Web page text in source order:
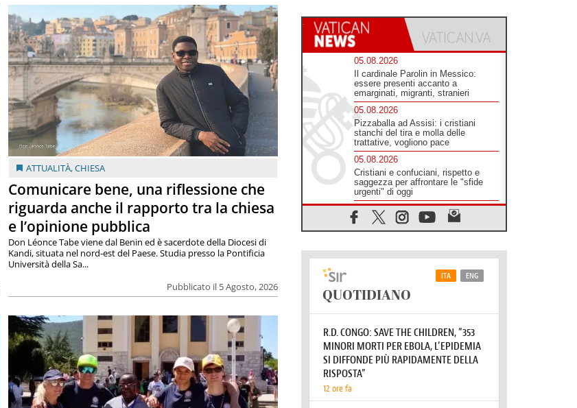
ATTUALITÀ,CHIESA
Comunicare bene, una riflessione che
riguarda anche il rapporto tra la chiesa
e l’opinione pubblica
Pubblicato il 5 Agosto, 2026
Don Léonce Tabe viene dal Benin ed è sacerdote della Diocesi di
Kandi, situata nel nord-est del Paese. Studia presso la Pontificia
Università della Sa...
05.08.2026
Il cardinale Parolin in Messico:
essere presenti accanto a
emarginati, migranti, stranieri
05.08.2026
Pizzaballa ad Assisi: i cristiani
stanchi del tira e molla delle
trattative, vogliono pace
05.08.2026
Cristiani e confuciani, rispetto e
saggezza per affrontare le "sfide
urgenti" di oggi
05.08.2026
Santa Maria Maggiore, Makrickas:
la grazia di Dio scende ancora sul
05.08.2026
I giovani attendono il Papa ad
Assisi: "I social non saziano,
vogliamo cose grandi"
"sentinelle vigili", è la santità a
rendere credibili
05.08.2026
Dal Papa all'udienza generale la
forza del "circolo degli eroi"